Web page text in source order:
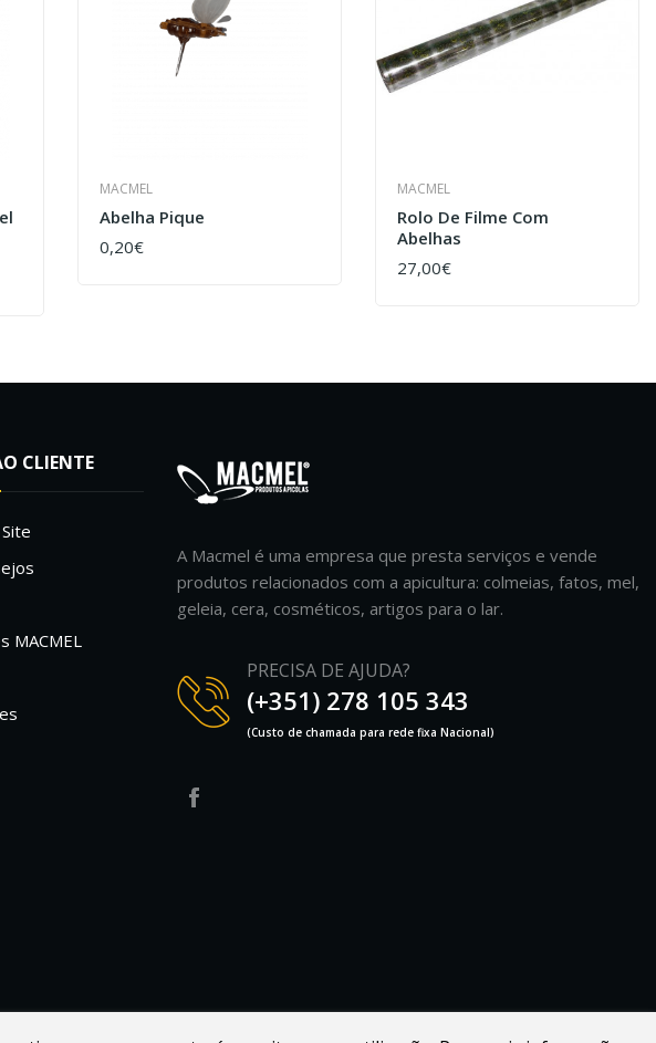
MACMEL
Abelha Pique
0,20€
COMPRAR
MACMEL
Rolo De Filme Com
Abelhas
27,00€
COMPRAR
CLIENTE
MACMEL
A Macmel é uma empresa que presta serviços e vende
produtos relacionados com a apicultura: colmeias, fatos, mel,
geleia, cera, cosméticos, artigos para o lar.
PRECISA DE AJUDA?
(+351) 278 105 343
(Custo de chamada para rede fixa Nacional)